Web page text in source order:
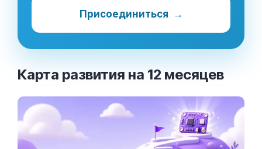
Присоединиться →
Карта развития на 12 месяцев